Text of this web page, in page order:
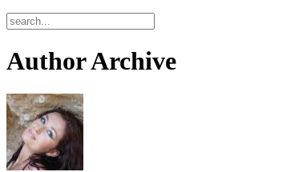
Author Archive